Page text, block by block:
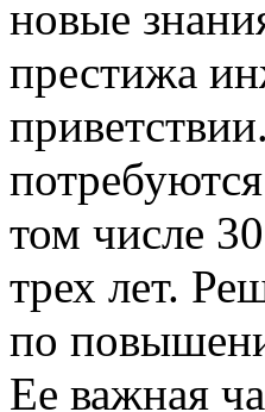
новые
престижа
том числе
трех лет.
по
Ее важная